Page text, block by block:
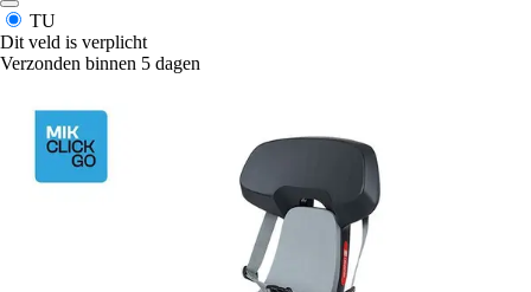
TU
Dit veld is verplicht
Verzonden binnen 5 dagen